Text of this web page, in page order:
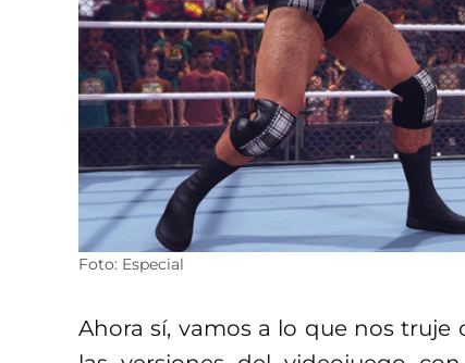
Foto: Especial
Ahora sí, vamos a lo que nos